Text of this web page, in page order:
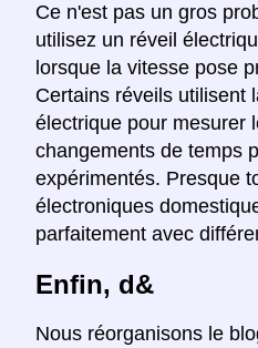
Ce n'est pas un gros
utilisez un réveil
lorsque la vitesse pose
Certains réveils utilisent
électrique pour mesurer
changements de temps
expérimentés. Presque
électroniques
parfaitement avec
Enfin, d&
Nous réorganisons le